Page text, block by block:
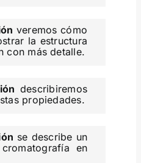
veremos cómo
la estructura
con más detalle.
describiremos
propiedades.
se describe un
en